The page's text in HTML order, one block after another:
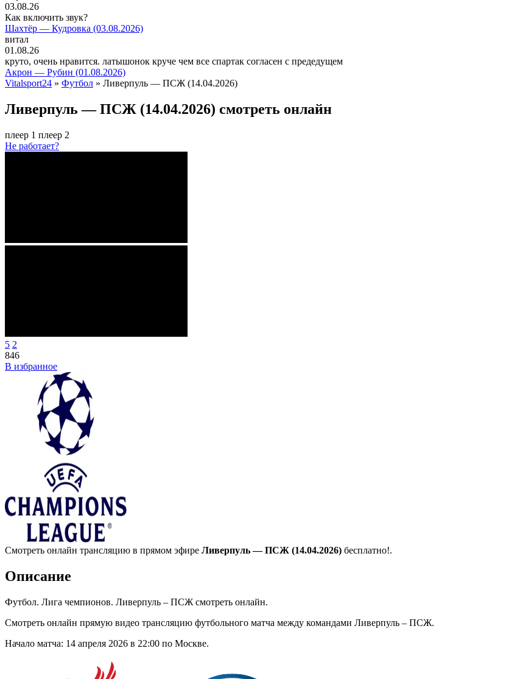
03.08.26
Как включить звук?
Шахтёр — Кудровка (03.08.2026)
витал
01.08.26
круто, очень нравится. латышонок круче чем все спартак согласен с предедущем
Акрон — Рубин (01.08.2026)
Vitalsport24 » Футбол » Ливерпуль — ПСЖ (14.04.2026)
Ливерпуль — ПСЖ (14.04.2026) смотреть онлайн
плеер 1 плеер 2
Не работает?
5 2
846
В избранное
Смотреть онлайн трансляцию в прямом эфире Ливерпуль — ПСЖ (14.04.2026) бесплатно!.
Описание
Футбол. Лига чемпионов. Ливерпуль – ПСЖ смотреть онлайн.
Смотреть онлайн прямую видео трансляцию футбольного матча между командами Ливерпуль – ПСЖ.
Начало матча: 14 апреля 2026 в 22:00 по Москве.